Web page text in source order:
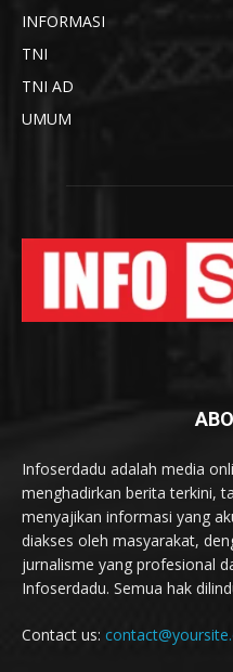
INFORMASI
TNI
TNI AD
UMUM
Infoserdadu adalah media
menghadirkan berita terkini,
menyajikan informasi yang
diakses oleh masyarakat,
jurnalisme yang profesional
Infoserdadu. Semua hak
Contact us: